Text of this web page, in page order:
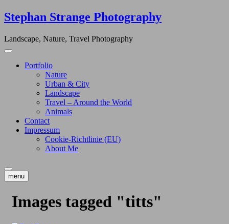
Skip
to
Stephan Strange Photography
Landscape, Nature, Travel Photography
Portfolio
Nature
Urban & City
Landscape
Travel – Around the World
Animals
Contact
Impressum
Cookie-Richtlinie (EU)
About Me
menu
Images tagged "titts"